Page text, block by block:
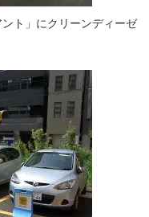
ト」にクリーンディーゼ